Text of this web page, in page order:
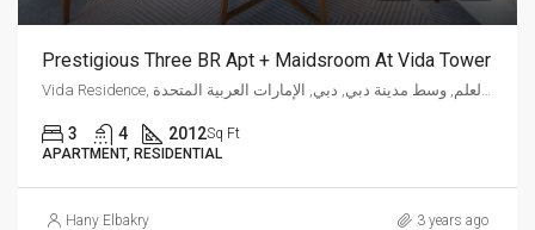
Prestigious Three BR Apt + Maidsroom At Vida Tower
3 4 2012Sq Ft
APARTMENT, RESIDENTIAL
Hany Elbakry 3 years ago